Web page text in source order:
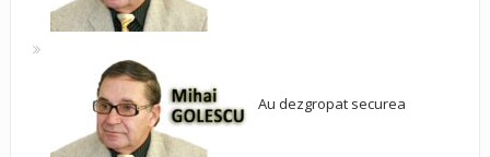
Au dezgropat securea